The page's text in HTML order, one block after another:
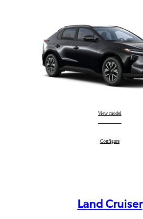
Toyota bZ4X
View model
Toyota bZ4X
Configure
Land Cruiser